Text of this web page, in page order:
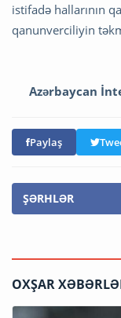
istifadə hallarının
qanunverciliyin
Azərbaycan
Paylaş
ŞƏRHLƏR
OXŞAR